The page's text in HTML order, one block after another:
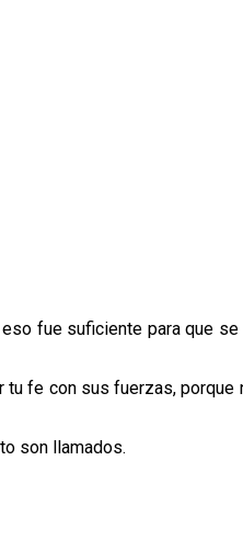
fue suficiente para que
fe con sus fuerzas,
son llamados.